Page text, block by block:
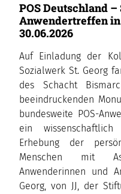
POS Deutschland
Anwendertreffen
30.06.2026
Auf Einladung der
Sozialwerk St. Georg
des Schacht
beeindruckenden
bundesweite POS-
ein
Erhebung der
Menschen mit
Anwenderinnen und
Georg, von JJ, der